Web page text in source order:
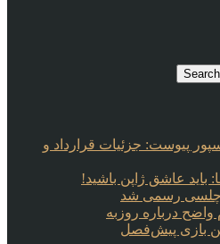
پیوست: جزئیات قرارداد و
باید عاشق ژاپن باشید!
چلسی رسمی شد
درباره روزبه
بازی پیش‌فصل